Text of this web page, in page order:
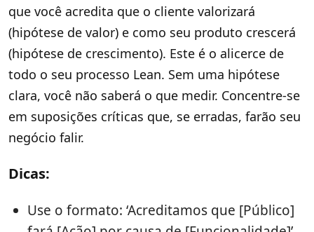
que você acredita que o cliente valorizará
(hipótese de valor) e como seu produto crescerá
(hipótese de crescimento). Este é o alicerce de
todo o seu processo Lean. Sem uma hipótese
clara, você não saberá o que medir. Concentre-se
em suposições críticas que, se erradas, farão seu
negócio falir.
Dicas:
Use o formato: ‘Acreditamos que [Público]